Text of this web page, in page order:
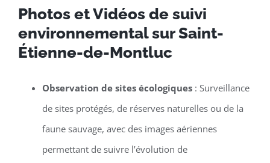
Photos et Vidéos de suivi
environnemental sur Saint-
Étienne-de-Montluc
Observation de sites écologiques: Surveillance
de sites protégés, de réserves naturelles ou de la
faune sauvage, avec des images aériennes
permettant de suivre l’évolution de